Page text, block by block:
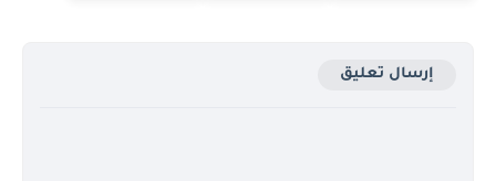
إرسال تعليق